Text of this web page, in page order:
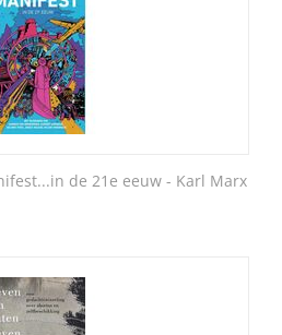
de 21e eeuw - Karl Marx